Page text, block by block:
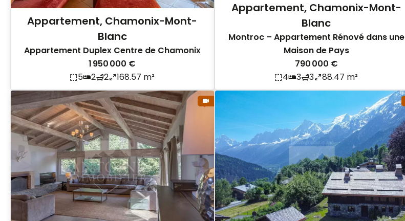
Appartement, Chamonix-Mont-
Blanc
Appartement Duplex Centre de Chamonix
1 950 000 €
5
2 2 168.57 m²
Appartement, Chamonix-Mont-
Blanc
Montroc – Appartement Rénové dans une
Maison de Pays
790 000 €
4
3 3 88.47 m²